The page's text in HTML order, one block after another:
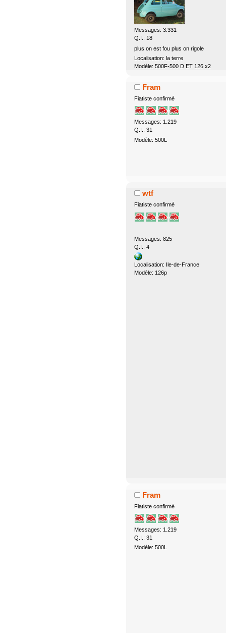
Messages: 3.331
Q.I.: 18
plus on est fou plus on rigole
Localisation: la terre
Modèle: 500F-500 D ET 126 x2
Fram
Fiatiste confirmé
Messages: 1.219
Q.I.: 31
Modèle: 500L
wtf
Fiatiste confirmé
Messages: 825
Q.I.: 4
Localisation: Ile-de-France
Modèle: 126p
Fram
Fiatiste confirmé
Messages: 1.219
Q.I.: 31
Modèle: 500L